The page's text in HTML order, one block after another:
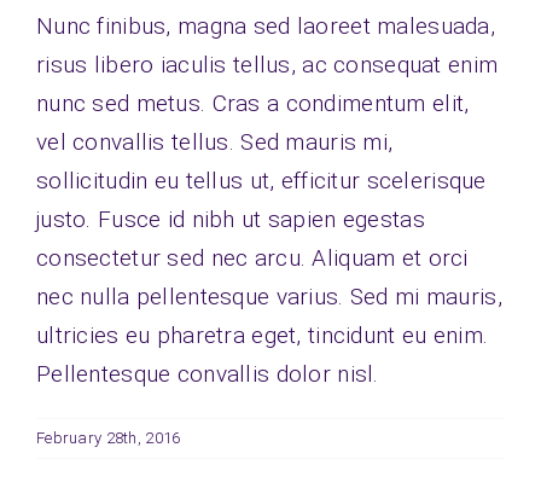
Nunc finibus, magna sed laoreet malesuada,
risus libero iaculis tellus, ac consequat enim
nunc sed metus. Cras a condimentum elit,
vel convallis tellus. Sed mauris mi,
sollicitudin eu tellus ut, efficitur scelerisque
justo. Fusce id nibh ut sapien egestas
consectetur sed nec arcu. Aliquam et orci
nec nulla pellentesque varius. Sed mi mauris,
ultricies eu pharetra eget, tincidunt eu enim.
Pellentesque convallis dolor nisl.
February 28th, 2016